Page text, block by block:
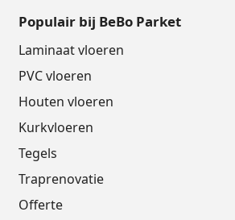
Populair bij BeBo Parket
Laminaat vloeren
PVC vloeren
Houten vloeren
Kurkvloeren
Tegels
Traprenovatie
Offerte